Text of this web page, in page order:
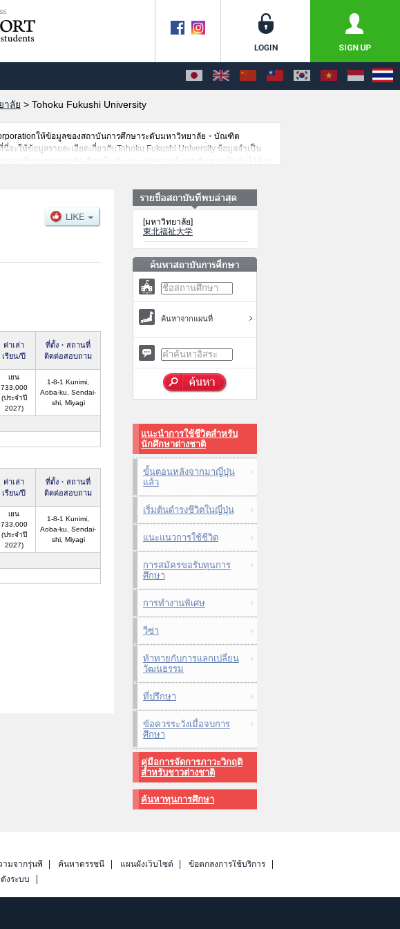
าลัย > Tohoku Fukushi University
ให้ข้อมูลของสถาบันการศึกษาระดับมหาวิทยาลัย・บัณฑิต
ให้ข้อมูลรายละเอียดเกี่ยวกับTohoku Fukushi University,ข้อมูลจำเป็น
คนที่ผ่านการสอบคัดเลือกเป็นต้น,แนะนำสถานที่,การเดินทางเป็นต้นไว้ด้วย
ค่าเล่า
เรียน/ปี
ที่ตั้ง・สถานที่
ติดต่อสอบถาม
เยน
733,000
(ประจำปี
2027)
1-8-1 Kunimi,
Aoba-ku, Sendai-
shi, Miyagi
ค่าเล่า
เรียน/ปี
ที่ตั้ง・สถานที่
ติดต่อสอบถาม
เยน
733,000
(ประจำปี
2027)
1-8-1 Kunimi,
Aoba-ku, Sendai-
shi, Miyagi
[มหาวิทยาลัย]
東北福祉大学
ค้นหาจากแผนที่
แนะนำการใช้ชีวิตสำหรับ
นักศึกษาต่างชาติ
ขั้นตอนหลังจากมาญี่ปุ่น
แล้ว
เริ่มต้นดำรงชีวิตในญี่ปุ่น
แนะแนวการใช้ชีวิต
การสมัครขอรับทุนการ
ศึกษา
การทำงานพิเศษ
วีซ่า
ท้าทายกับการแลกเปลี่ยน
วัฒนธรรม
ที่ปรึกษา
ข้อควรระวังเมื่อจบการ
ศึกษา
คู่มือการจัดการภาวะวิกฤติ
สำหรับชาวต่างชาติ
ค้นหาทุนการศึกษา
ามจากรุ่นพี่ ค้นหาดรรชนี แผนผังเว็บไซต์
ข้อตกลงการใช้บริการ
งระบบ